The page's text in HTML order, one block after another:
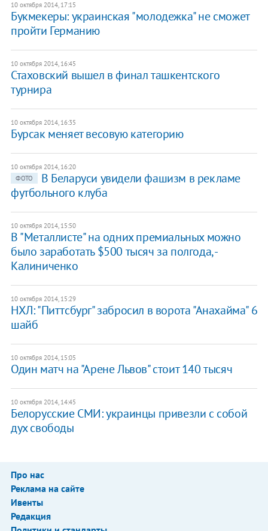
10 октября 2014, 17:15
Букмекеры: украинская "молодежка" не сможет
пройти Германию
10 октября 2014, 16:45
Стаховский вышел в финал ташкентского
турнира
10 октября 2014, 16:35
Бурсак меняет весовую категорию
10 октября 2014, 16:20
ФОТО
В Беларуси увидели фашизм в рекламе
футбольного клуба
10 октября 2014, 15:50
В "Металлисте" на одних премиальных можно
было заработать $500 тысяч за полгода, -
Калиниченко
10 октября 2014, 15:29
НХЛ: "Питтсбург" забросил в ворота "Анахайма" 6
шайб
10 октября 2014, 15:05
Один матч на "Арене Львов" стоит 140 тысяч
10 октября 2014, 14:45
Белорусские СМИ: украинцы привезли с собой
дух свободы
Про нас
Реклама на сайте
Ивенты
Редакция